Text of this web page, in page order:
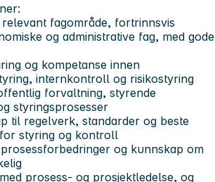
fagområde, fortrinnsvis
og administrative fag, med gode
og kompetanse innen
internkontroll og risikostyring
forvaltning, styrende
styringsprosesser
til regelverk, standarder og beste
styring og kontroll
og kunnskap om
prosess- og prosjektledelse, og